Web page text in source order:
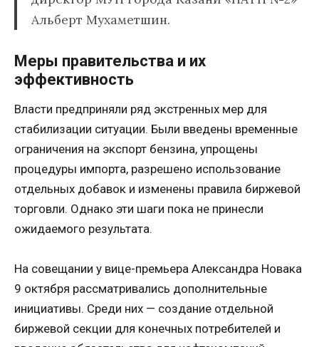
Альберт Мухаметшин.
Меры правительства и их
эффективность
Власти предприняли ряд экстренных мер для
стабилизации ситуации. Были введены временные
ограничения на экспорт бензина, упрощены
процедуры импорта, разрешено использование
отдельных добавок и изменены правила биржевой
торговли. Однако эти шаги пока не принесли
ожидаемого результата.
На совещании у вице-премьера Александра Новака
9 октября рассматривались дополнительные
инициативы. Среди них — создание отдельной
биржевой секции для конечных потребителей и